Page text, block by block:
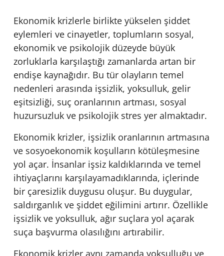
Ekonomik krizlerle birlikte yükselen şiddet
eylemleri ve cinayetler, toplumların sosyal,
ekonomik ve psikolojik düzeyde büyük
zorluklarla karşılaştığı zamanlarda artan bir
endişe kaynağıdır. Bu tür olayların temel
nedenleri arasında işsizlik, yoksulluk, gelir
eşitsizliği, suç oranlarının artması, sosyal
huzursuzluk ve psikolojik stres yer almaktadır.
Ekonomik krizler, işsizlik oranlarının artmasına
ve sosyoekonomik koşulların kötüleşmesine
yol açar. İnsanlar işsiz kaldıklarında ve temel
ihtiyaçlarını karşılayamadıklarında, içlerinde
bir çaresizlik duygusu oluşur. Bu duygular,
saldırganlık ve şiddet eğilimini artırır. Özellikle
işsizlik ve yoksulluk, ağır suçlara yol açarak
suça başvurma olasılığını artırabilir.
Ekonomik krizler aynı zamanda yoksulluğu ve